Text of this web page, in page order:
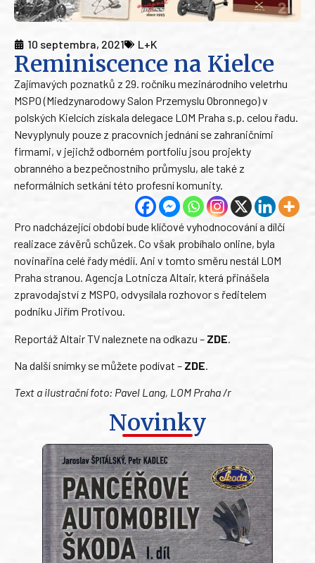
10 septembra, 2021 L+K
Reminiscence na Kielce
Zajímavých poznatků z 29. ročníku mezinárodního veletrhu
MSPO (Miedzynarodowy Salon Przemyslu Obronnego) v
polských Kielcích získala delegace LOM Praha s.p. celou řadu.
Nevyplynuly pouze z pracovních jednání se zahraničními
firmami, v jejichž odborném portfoliu jsou projekty
obranného a bezpečnostního průmyslu, ale také z
neformálních setkání této profesní komunity.
Pro nadcházející období bude klíčové vyhodnocování a dílčí
realizace závěrů schůzek. Co však probíhalo online, byla
novinařina celé řady médií. Ani v tomto směru nestál LOM
Praha stranou. Agencja Lotnicza Altair, která přinášela
zpravodajství z MSPO, odvysílala rozhovor s ředitelem
podniku Jiřím Protivou.
Reportáž Altair TV naleznete na odkazu – ZDE
Na další snímky se můžete podívat – ZDE.
Text a ilustrační foto: Pavel Lang, LOM Praha /r
Novinky